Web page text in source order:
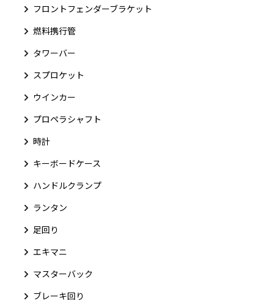
フロントフェンダーブラケット
燃料携行管
タワーバー
スプロケット
ウインカー
プロペラシャフト
時計
キーボードケース
ハンドルクランプ
ランタン
足回り
エキマニ
マスターバック
ブレーキ回り